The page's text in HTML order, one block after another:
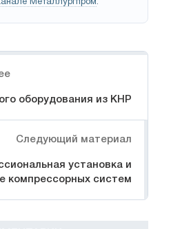
Металлургпром.
оборудования из КНР
Следующий материал
установка и
компрессорных систем